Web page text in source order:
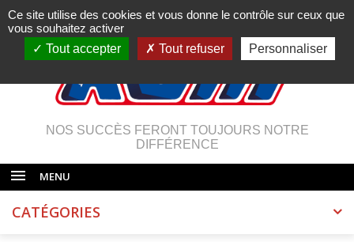
NOS SUCCÈS FERONT TOUJOURS NOTRE
DIFFÉRENCE
MENU
CATÉGORIES
Ce site utilise des cookies et vous donne le contrôle sur ceux que
vous souhaitez activer
Tout accepter
Tout refuser Personnaliser